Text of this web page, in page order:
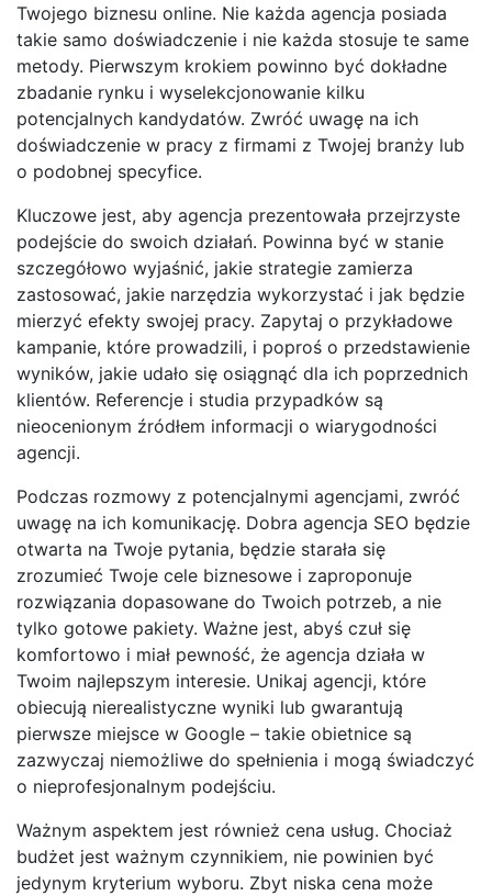
Twojego biznesu online. Nie każda agencja posiada
takie samo doświadczenie i nie każda stosuje te same
metody. Pierwszym krokiem powinno być dokładne
zbadanie rynku i wyselekcjonowanie kilku
potencjalnych kandydatów. Zwróć uwagę na ich
doświadczenie w pracy z firmami z Twojej branży lub
o podobnej specyfice.
Kluczowe jest, aby agencja prezentowała przejrzyste
podejście do swoich działań. Powinna być w stanie
szczegółowo wyjaśnić, jakie strategie zamierza
zastosować, jakie narzędzia wykorzystać i jak będzie
mierzyć efekty swojej pracy. Zapytaj o przykładowe
kampanie, które prowadzili, i poproś o przedstawienie
wyników, jakie udało się osiągnąć dla ich poprzednich
klientów. Referencje i studia przypadków są
nieocenionym źródłem informacji o wiarygodności
agencji.
Podczas rozmowy z potencjalnymi agencjami, zwróć
uwagę na ich komunikację. Dobra agencja SEO będzie
otwarta na Twoje pytania, będzie starała się
zrozumieć Twoje cele biznesowe i zaproponuje
rozwiązania dopasowane do Twoich potrzeb, a nie
tylko gotowe pakiety. Ważne jest, abyś czuł się
komfortowo i miał pewność, że agencja działa w
Twoim najlepszym interesie. Unikaj agencji, które
obiecują nierealistyczne wyniki lub gwarantują
pierwsze miejsce w Google – takie obietnice są
zazwyczaj niemożliwe do spełnienia i mogą świadczyć
o nieprofesjonalnym podejściu.
Ważnym aspektem jest również cena usług. Chociaż
budżet jest ważnym czynnikiem, nie powinien być
jedynym kryterium wyboru. Zbyt niska cena może